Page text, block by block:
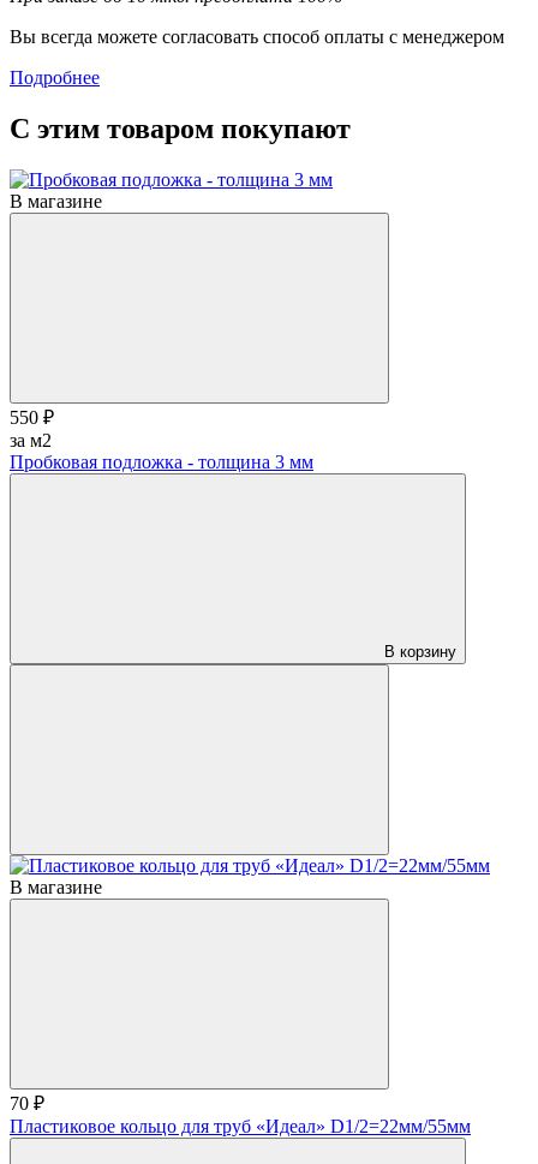
Вы всегда можете согласовать способ оплаты с менеджером
Подробнее
С этим товаром покупают
В магазине
550 ₽
за м2
Пробковая подложка - толщина 3 мм
В корзину
В магазине
70 ₽
Пластиковое кольцо для труб «Идеал» D1/2=22мм/55мм